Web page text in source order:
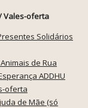
Vales-oferta
Solidários
de Rua
ADDHU
oferta
de Mãe (só